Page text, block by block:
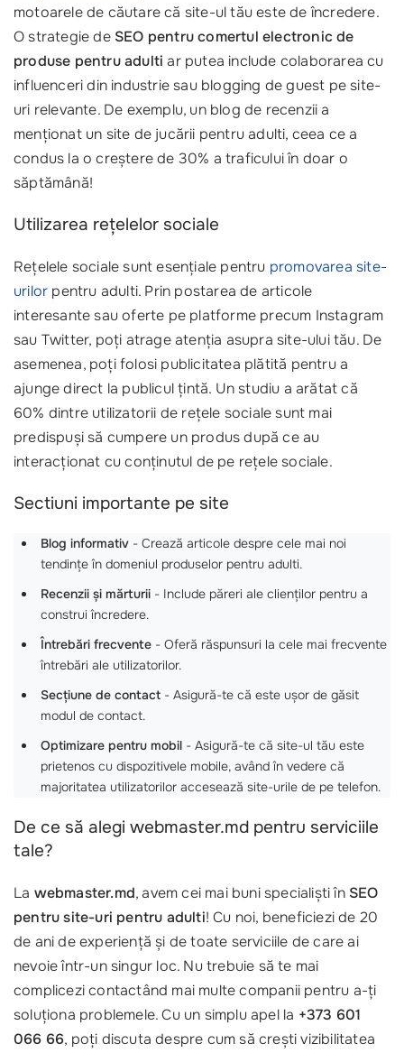
motoarele de căutare că site-ul tău este de încredere.
O strategie de SEO pentru comertul electronic de
produse pentru adulti ar putea include colaborarea cu
influenceri din industrie sau blogging de guest pe site-
uri relevante. De exemplu, un blog de recenzii a
menționat un site de jucării pentru adulti, ceea ce a
condus la o creștere de 30% a traficului în doar o
săptămână!
Utilizarea rețelelor sociale
Rețelele sociale sunt esențiale pentru promovarea site-
urilor pentru adulti. Prin postarea de articole
interesante sau oferte pe platforme precum Instagram
sau Twitter, poți atrage atenția asupra site-ului tău. De
asemenea, poți folosi publicitatea plătită pentru a
ajunge direct la publicul țintă. Un studiu a arătat că
60% dintre utilizatorii de rețele sociale sunt mai
predispuși să cumpere un produs după ce au
interacționat cu conținutul de pe rețele sociale.
Sectiuni importante pe site
Blog informativ - Crează articole despre cele mai noi
tendințe în domeniul produselor pentru adulti.
Recenzii și mărturii - Include păreri ale clienților pentru a
construi încredere.
Întrebări frecvente - Oferă răspunsuri la cele mai frecvente
întrebări ale utilizatorilor.
Secțiune de contact - Asigură-te că este ușor de găsit
modul de contact.
Optimizare pentru mobil - Asigură-te că site-ul tău este
prietenos cu dispozitivele mobile, având în vedere că
majoritatea utilizatorilor accesează site-urile de pe telefon.
De ce să alegi webmaster.md pentru serviciile
tale?
La webmaster.md, avem cei mai buni specialiști în SEO
pentru site-uri pentru adulti! Cu noi, beneficiezi de 20
de ani de experiență și de toate serviciile de care ai
nevoie într-un singur loc. Nu trebuie să te mai
complicezi contactând mai multe companii pentru a-ți
soluționa problemele. Cu un simplu apel la +373 601
066 66, poți discuta despre cum să crești vizibilitatea